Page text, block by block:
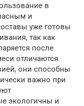
в
и
уже готовы
так как
после
отличаются
они способны
важно при
экологичны и